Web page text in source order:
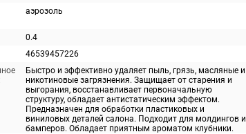
аэрозоль
0.4
46539457226
Быстро и эффективно удаляет пыль, грязь, масляные и
никотиновые загрязнения. Защищает от старения и
выгорания, восстанавливает первоначальную
структуру, обладает антистатическим эффектом.
Предназначен для обработки пластиковых и
виниловых деталей салона. Подходит для молдингов и
бамперов. Обладает приятным ароматом клубники.